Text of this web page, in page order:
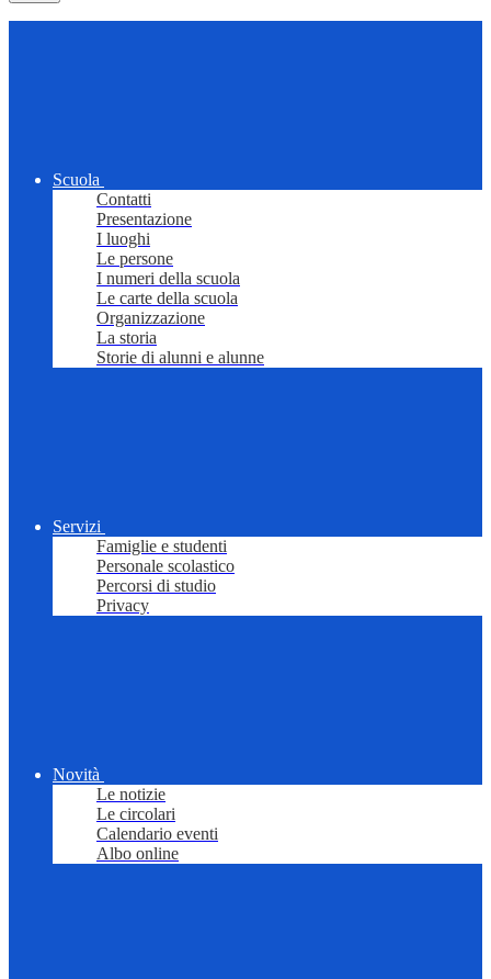
Scuola
Contatti
Presentazione
I luoghi
Le persone
I numeri della scuola
Le carte della scuola
Organizzazione
La storia
Storie di alunni e alunne
Servizi
Famiglie e studenti
Personale scolastico
Percorsi di studio
Privacy
Novità
Le notizie
Le circolari
Calendario eventi
Albo online